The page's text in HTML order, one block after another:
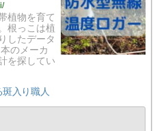
植物を育て
根っこは植
したデータ
のメーカ
を探してい
入り職人